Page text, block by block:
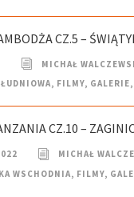
CZ.5 –
MICHAŁ
, FILMY, GALERIE,
CZ.10 –
MICHAŁ
WSCHODNIA, FILMY,